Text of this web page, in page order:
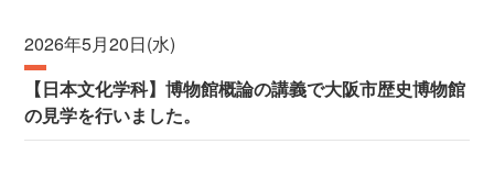
2026年5月20日(水)
【日本文化学科】博物館概論の講義で大阪市歴史博物館
の見学を行いました。